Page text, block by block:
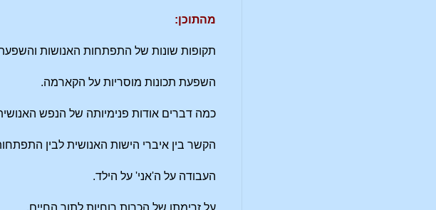
מהתוכן:
תקופות שונות של התפתחות האנושות
השפעת תכונות מוסריות על הקארמה.
כמה דברים אודות פנימיותה של הנפש
הקשר בין איברי הישות האנושית לבין
העבודה על ה'אני' על הילד.
על זרימתן של הכרות רוחיות לתוך החיים.